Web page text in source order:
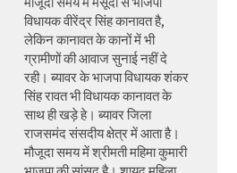
विधायक वीरेंद्र सिंह कानावत है,
लेकिन कानावत के कानों में भी
ग्रामीणों की आवाज सुनाई नहीं दे
रही। ब्यावर के भाजपा विधायक शंकर
सिंह रावत भी विधायक कानावत के
साथ ही खड़े हे। ब्यावर जिला
राजसमंद संसदीय क्षेत्र में आता है।
मौजूदा समय में श्रीमती महिमा कुमारी